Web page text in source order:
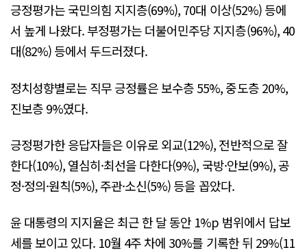
긍정평가는 국민의힘 지지층(69%), 70대 이상(52%) 등에
서 높게 나왔다. 부정평가는 더불어민주당 지지층(96%), 40
대(82%) 등에서 두드러졌다.
정치성향별로는 직무 긍정률은 보수층 55%, 중도층 20%,
진보층 9%였다.
긍정평가한 응답자들은 이유로 외교(12%), 전반적으로 잘
한다(10%), 열심히·최선을 다한다(9%), 국방·안보(9%), 공
정·정의·원칙(5%), 주관·소신(5%) 등을 꼽았다.
윤 대통령의 지지율은 최근 한 달 동안 1%p 범위에서 답보
세를 보이고 있다. 10월 4주 차에 30%를 기록한 뒤 29%(11